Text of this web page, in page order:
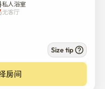
韩元
到45万韩元之间。
万到35万韩元
车。
私人浴室
无客厅
Size tip
房间